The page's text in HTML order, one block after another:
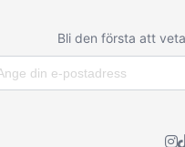
Bli den första att